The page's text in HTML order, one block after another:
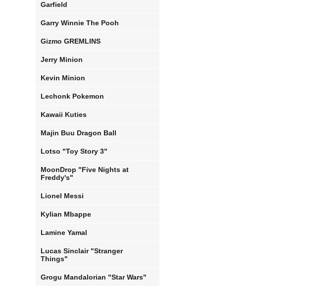
Garfield
Garry Winnie The Pooh
Gizmo GREMLINS
Jerry Minion
Kevin Minion
Lechonk Pokemon
Kawaii Kuties
Majin Buu Dragon Ball
Lotso "Toy Story 3"
MoonDrop "Five Nights at
Freddy's"
Lionel Messi
Kylian Mbappe
Lamine Yamal
Lucas Sinclair "Stranger
Things"
Grogu Mandalorian "Star Wars"